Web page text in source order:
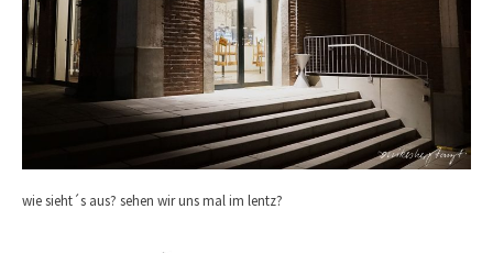
wie sieht´s aus? sehen wir uns mal im lentz?